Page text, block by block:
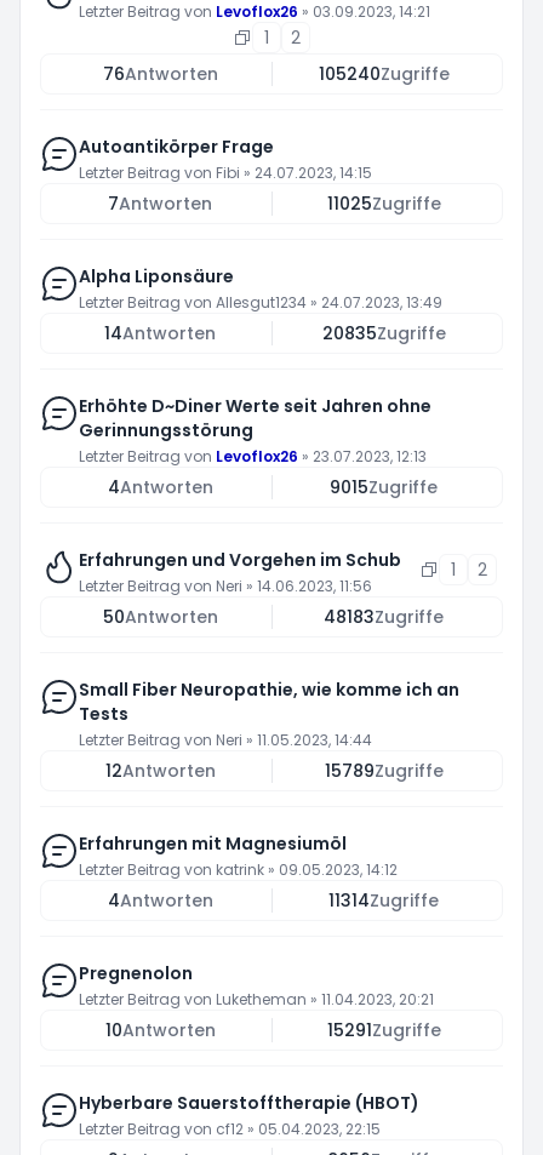
Letzter Beitrag von Levoflox26 » 03.09.2023, 14:21
1
2
76Antworten 105240Zugriffe
Autoantikörper Frage
Letzter Beitrag von Fibi » 24.07.2023, 14:15
7Antworten 11025Zugriffe
Alpha Liponsäure
Letzter Beitrag von Allesgut1234 » 24.07.2023, 13:49
14Antworten 20835Zugriffe
Erhöhte D~Diner Werte seit Jahren ohne
Gerinnungsstörung
Letzter Beitrag von Levoflox26 » 23.07.2023, 12:13
4Antworten 9015Zugriffe
Erfahrungen und Vorgehen im Schub
Letzter Beitrag von Neri » 14.06.2023, 11:56
1
2
50Antworten 48183Zugriffe
Small Fiber Neuropathie, wie komme ich an
Tests
Letzter Beitrag von Neri » 11.05.2023, 14:44
12Antworten 15789Zugriffe
Erfahrungen mit Magnesiumöl
Letzter Beitrag von katrink » 09.05.2023, 14:12
4Antworten 11314Zugriffe
Pregnenolon
Letzter Beitrag von Luketheman » 11.04.2023, 20:21
10Antworten 15291Zugriffe
Hyberbare Sauerstofftherapie (HBOT)
Letzter Beitrag von cf12 » 05.04.2023, 22:15